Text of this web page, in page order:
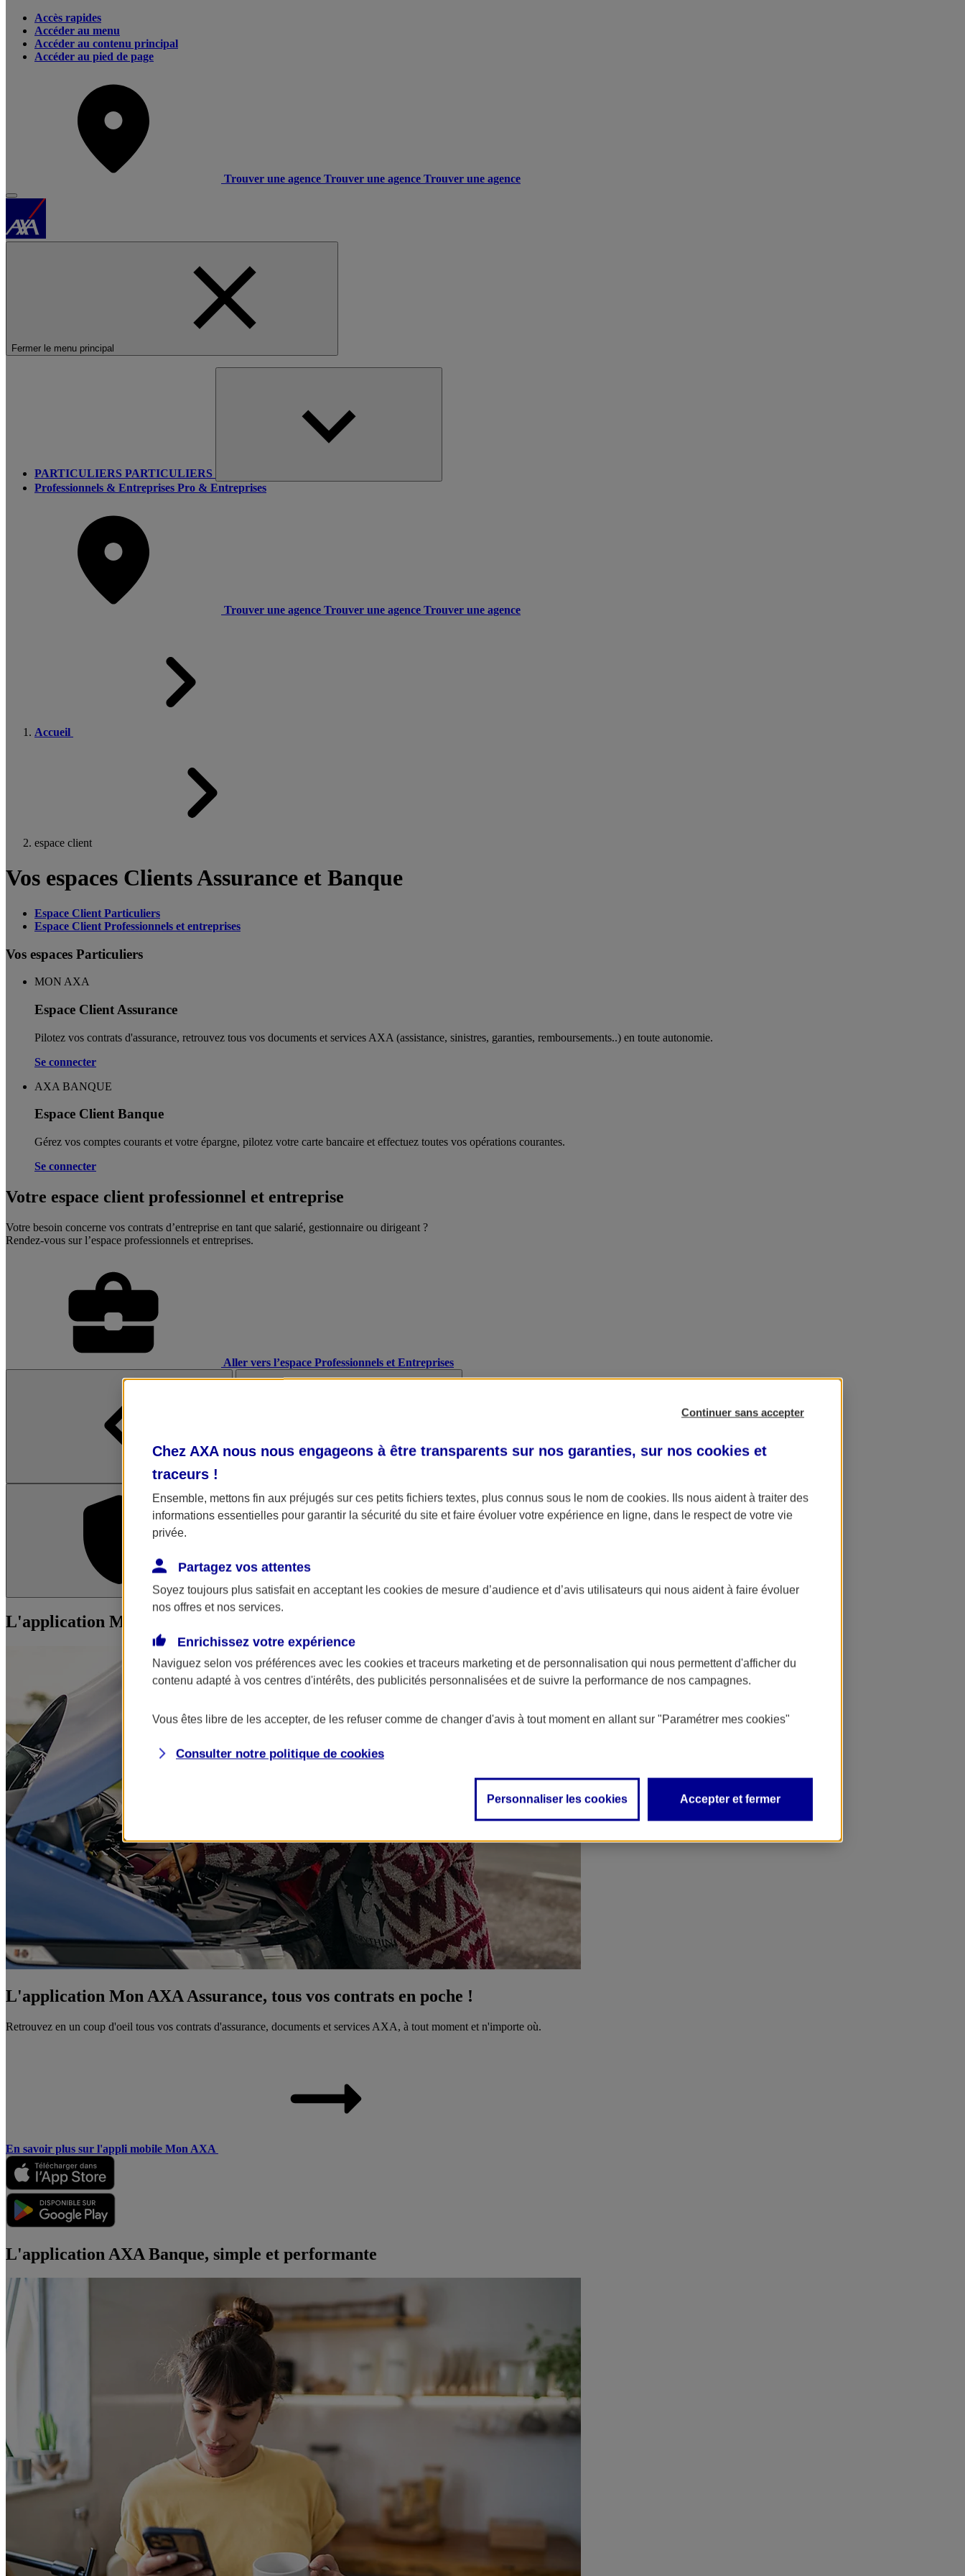
Accès rapides
Accéder au menu
Accéder au contenu principal
Accéder au pied de page
Trouver une agence Trouver une agence Trouver une agence
Fermer le menu principal
PARTICULIERS PARTICULIERS
Professionnels & Entreprises Pro & Entreprises
Trouver une agence Trouver une agence Trouver une agence
Accueil
espace client
Vos espaces Clients Assurance et Banque
Espace Client Particuliers
Espace Client Professionnels et entreprises
Vos espaces Particuliers
MON AXA
Espace Client Assurance
Pilotez vos contrats d'assurance, retrouvez tous vos documents et services AXA (assistance, sinistres, garanties, remboursements..) en toute autonomie. ​
Se connecter
AXA BANQUE
Espace Client Banque
Gérez vos comptes courants et votre épargne, pilotez votre carte bancaire et effectuez toutes vos opérations courantes.
Se connecter
Votre espace client professionnel et entreprise
Votre besoin concerne vos contrats d’entreprise en tant que salarié, gestionnaire ou dirigeant ?
Rendez-vous sur l’espace professionnels et entreprises.
Aller vers l’espace Professionnels et Entreprises
L'application Mon AXA Assurance L'application AXA Banque
L'application Mon AXA Assurance, tous vos contrats en poche !
L'application Mon AXA Assurance, tous vos contrats en poche !
Retrouvez en un coup d'oeil tous vos contrats d'assurance, documents et services AXA, à tout moment et n'importe où.
En savoir plus sur l'appli mobile Mon AXA
L'application AXA Banque, simple et performante
Continuer sans accepter
Chez AXA nous nous engageons à être transparents sur nos garanties, sur nos cookies et
traceurs !
Ensemble, mettons fin aux préjugés sur ces petits fichiers textes, plus connus sous le nom de cookies. Ils nous aident à traiter des
informations essentielles pour garantir la sécurité du site et faire évoluer votre expérience en ligne, dans le respect de votre vie
privée.
Partagez vos attentes
Soyez toujours plus satisfait en acceptant les cookies de mesure d’audience et d’avis utilisateurs qui nous aident à faire évoluer
nos offres et nos services.
Enrichissez votre expérience
Naviguez selon vos préférences avec les cookies et traceurs marketing et de personnalisation qui nous permettent d'afficher du
contenu adapté à vos centres d'intérêts, des publicités personnalisées et de suivre la performance de nos campagnes.
Vous êtes libre de les accepter, de les refuser comme de changer d'avis à tout moment en allant sur "Paramétrer mes cookies"
Consulter notre politique de cookies
Personnaliser les cookies Accepter et fermer